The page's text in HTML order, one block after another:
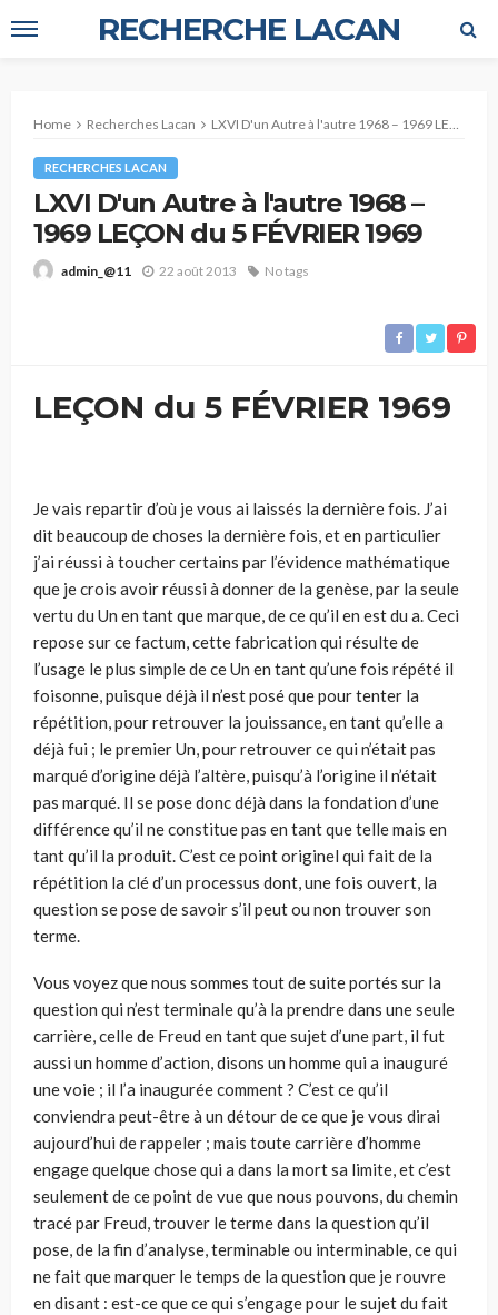
RECHERCHE LACAN
Home Recherches Lacan LXVI D'un Autre à l'autre 1968 – 1969 LEÇON du 5 FÉVRIER 1969
RECHERCHES LACAN
LXVI D'un Autre à l'autre 1968 –
1969 LEÇON du 5 FÉVRIER 1969
admin_@11 22 août 2013 No tags
LEÇON du 5 FÉVRIER 1969
Je vais repartir d’où je vous ai laissés la dernière fois. J’ai
dit beaucoup de choses la dernière fois, et en particulier
j’ai réussi à toucher certains par l’évidence mathématique
que je crois avoir réussi à donner de la genèse, par la seule
vertu du Un en tant que marque, de ce qu’il en est du a. Ceci
repose sur ce factum, cette fabrication qui résulte de
l’usage le plus simple de ce Un en tant qu’une fois répété il
foisonne, puisque déjà il n’est posé que pour tenter la
répétition, pour retrouver la jouissance, en tant qu’elle a
déjà fui ; le premier Un, pour retrouver ce qui n’était pas
marqué d’origine déjà l’altère, puisqu’à l’origine il n’était
pas marqué. Il se pose donc déjà dans la fondation d’une
différence qu’il ne constitue pas en tant que telle mais en
tant qu’il la produit. C’est ce point originel qui fait de la
répétition la clé d’un processus dont, une fois ouvert, la
question se pose de savoir s’il peut ou non trouver son
terme.
Vous voyez que nous sommes tout de suite portés sur la
question qui n’est terminale qu’à la prendre dans une seule
carrière, celle de Freud en tant que sujet d’une part, il fut
aussi un homme d’action, disons un homme qui a inauguré
une voie ; il l’a inaugurée comment ? C’est ce qu’il
conviendra peut-être à un détour de ce que je vous dirai
aujourd’hui de rappeler ; mais toute carrière d’homme
engage quelque chose qui a dans la mort sa limite, et c’est
seulement de ce point de vue que nous pouvons, du chemin
tracé par Freud, trouver le terme dans la question qu’il
pose, de la fin d’analyse, terminable ou interminable, ce qui
ne fait que marquer le temps de la question que je rouvre
en disant : est-ce que ce qui s’engage pour le sujet du fait